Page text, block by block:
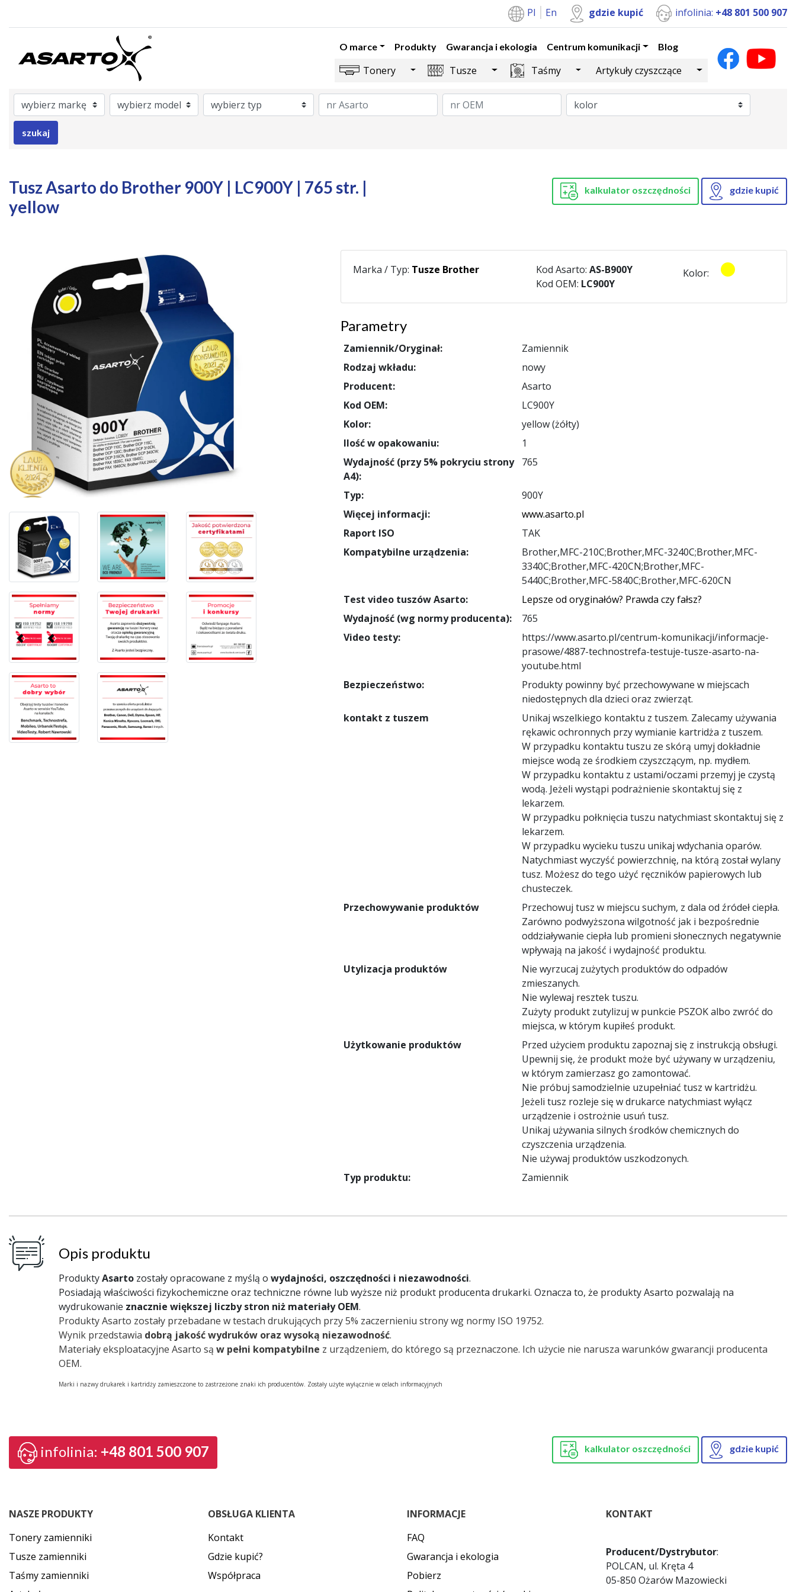
Pl En gdzie kupić infolinia: +48 801 500 907
O marce Produkty Gwarancja i ekologia Centrum komunikacji Blog
Tonery Toggle Dropdown
Tusze Toggle Dropdown
Taśmy Toggle Dropdown
Artykuły czyszczące Toggle Dropdown
Brand
Color
szukaj
Tusz Asarto do Brother 900Y | LC900Y | 765 str. |
yellow
kalkulator oszczędności gdzie kupić
Marka / Typ: Tusze Brother Kod Asarto:AS-B900Y
Kod OEM: LC900Y
Kolor:
Parametry
Zamiennik/Oryginał:
Zamiennik
Rodzaj wkładu:
nowy
Producent:
Asarto
Kod OEM:
LC900Y
Kolor:
yellow (żółty)
Ilość w opakowaniu:
1
Wydajność (przy 5% pokryciu strony
A4):
765
Typ:
900Y
Więcej informacji:
www.asarto.pl
Raport ISO
TAK
Kompatybilne urządzenia:
Brother,MFC-210C;Brother,MFC-3240C;Brother,MFC-
3340C;Brother,MFC-420CN;Brother,MFC-
5440C;Brother,MFC-5840C;Brother,MFC-620CN
Test video tuszów Asarto:
Lepsze od oryginałów? Prawda czy fałsz?
Wydajność (wg normy producenta):
765
Video testy:
https://www.asarto.pl/centrum-komunikacji/informacje-
prasowe/4887-technostrefa-testuje-tusze-asarto-na-
youtube.html
Bezpieczeństwo:
Produkty powinny być przechowywane w miejscach
niedostępnych dla dzieci oraz zwierząt.
kontakt z tuszem
Unikaj wszelkiego kontaktu z tuszem. Zalecamy używania
rękawic ochronnych przy wymianie kartridża z tuszem.
W przypadku kontaktu tuszu ze skórą umyj dokładnie
miejsce wodą ze środkiem czyszczącym, np. mydłem.
W przypadku kontaktu z ustami/oczami przemyj je czystą
wodą. Jeżeli wystąpi podrażnienie skontaktuj się z
lekarzem.
W przypadku połknięcia tuszu natychmiast skontaktuj się z
lekarzem.
W przypadku wycieku tuszu unikaj wdychania oparów.
Natychmiast wyczyść powierzchnię, na którą został wylany
tusz. Możesz do tego użyć ręczników papierowych lub
chusteczek.
Przechowywanie produktów
Przechowuj tusz w miejscu suchym, z dala od źródeł ciepła.
Zarówno podwyższona wilgotność jak i bezpośrednie
oddziaływanie ciepła lub promieni słonecznych negatywnie
wpływają na jakość i wydajność produktu.
Utylizacja produktów
Nie wyrzucaj zużytych produktów do odpadów
zmieszanych.
Nie wylewaj resztek tuszu.
Zużyty produkt zutylizuj w punkcie PSZOK albo zwróć do
miejsca, w którym kupiłeś produkt.
Użytkowanie produktów
Przed użyciem produktu zapoznaj się z instrukcją obsługi.
Upewnij się, że produkt może być używany w urządzeniu,
w którym zamierzasz go zamontować.
Nie próbuj samodzielnie uzupełniać tusz w kartridżu.
Jeżeli tusz rozleje się w drukarce natychmiast wyłącz
urządzenie i ostrożnie usuń tusz.
Unikaj używania silnych środków chemicznych do
czyszczenia urządzenia.
Nie używaj produktów uszkodzonych.
Typ produktu:
Zamiennik
Opis produktu
ProduktyAsarto zostały opracowane z myślą o wydajności, oszczędności i niezawodności.
Posiadają właściwości fizykochemiczne oraz techniczne równe lub wyższe niż produkt producenta drukarki. Oznacza to, że produkty Asarto pozwalają na
wydrukowanie znacznie większej liczby stron niż materiały OEM.
Produkty Asarto zostały przebadane w testach drukujących przy 5% zaczernieniu strony wg normy ISO 19752.
Wynik przedstawia dobrą jakość wydruków oraz wysoką niezawodność.
Materiały eksploatacyjne Asarto są w pełni kompatybilne z urządzeniem, do którego są przeznaczone. Ich użycie nie narusza warunków gwarancji producenta
OEM.
Marki i nazwy drukarek i kartridży zamieszczone to zastrzeżone znaki ich producentów. Zostały użyte wyłącznie w celach informacyjnych
infolinia: +48 801 500 907 kalkulator oszczędności gdzie kupić
NASZE PRODUKTY
Tonery zamienniki
Tusze zamienniki
Taśmy zamienniki
OBSŁUGA KLIENTA
Kontakt
Gdzie kupić?
Współpraca
INFORMACJE
FAQ
Gwarancja i ekologia
Pobierz
KONTAKT
Producent/Dystrybutor:
POLCAN, ul. Kręta 4
05-850 Ożarów Mazowiecki